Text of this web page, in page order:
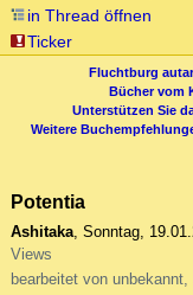
in Thread öffnen
Ticker
Fluchtburg
Bücher vom
Unterstützen Sie
Weitere
Potentia
Ashitaka, Sonntag,
Views
bearbeitet von